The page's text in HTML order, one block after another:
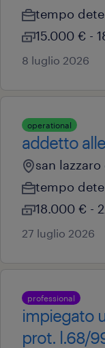
tempo
15.000 € -
8 luglio 2026
operational
addetto
san
tempo
18.000 € -
27 luglio 2026
professional
impiegato
prot. l.68/